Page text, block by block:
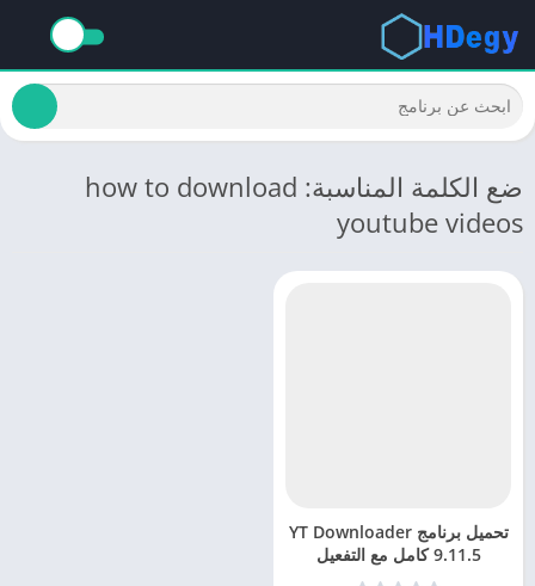
ضع الكلمة المناسبة: how to download
youtube videos
تحميل برنامج YT Downloader
9.11.5 كامل مع التفعيل